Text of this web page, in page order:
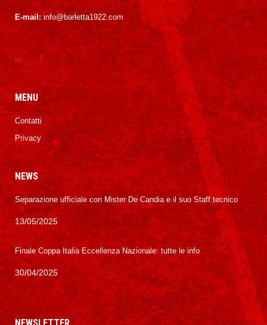
E-mail: info@barletta1922.com
MENU
Contatti
Privacy
NEWS
Separazione ufficiale con Mister De Candia e il suo Staff tecnico
13/05/2025
Finale Coppa Italia Eccellenza Nazionale: tutte le info
30/04/2025